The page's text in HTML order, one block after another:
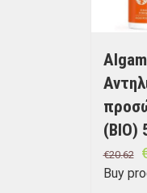
(BIO)
€20.62
Buy